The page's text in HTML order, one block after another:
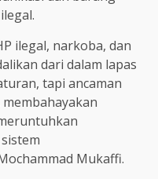
ilegal, narkoba, dan
dari dalam lapas
tapi ancaman
Mukaffi.